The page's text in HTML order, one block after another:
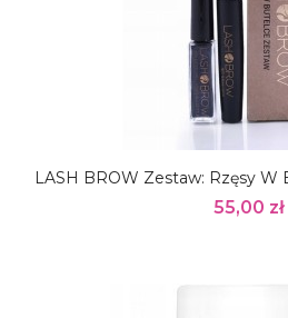
LASH BROW Zestaw: Rzęsy W
55,00 zł